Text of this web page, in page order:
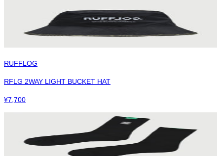
RUFFLOG
RFLG 2WAY LIGHT BUCKET HAT
¥7,700